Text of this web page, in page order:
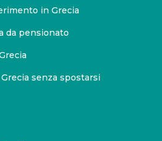
in Grecia
da pensionato
senza spostarsi